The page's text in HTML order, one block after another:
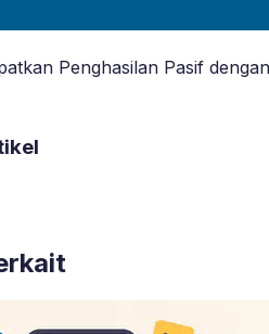
Penghasilan Pasif